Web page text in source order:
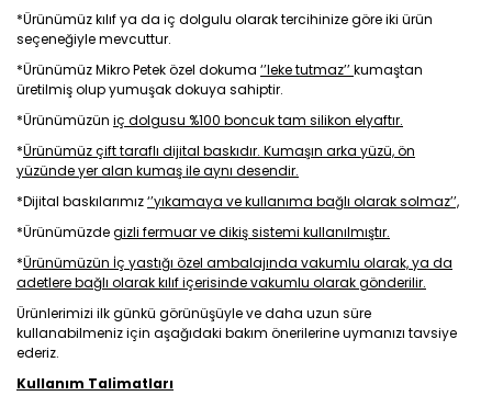
*Ürünümüz kılıf ya da iç dolgulu olarak tercihinize göre iki ürün
seçeneğiyle mevcuttur.
*Ürünümüz Mikro Petek özel dokuma ‘’leke tutmaz’’kumaştan
üretilmiş olup yumuşak dokuya sahiptir.
*Ürünümüzün iç dolgusu %100 boncuk tam silikon elyaftır.
*Ürünümüz çift taraflı dijital baskıdır. Kumaşın arka yüzü, ön
yüzünde yer alan kumaş ile aynı desendir.
*Dijital baskılarımız‘’yıkamaya ve kullanıma bağlı olarak solmaz’’,
*Ürünümüzdegizli fermuar ve dikiş sistemi kullanılmıştır.
*Ürünümüzün İç yastığı özel ambalajında vakumlu olarak, ya da
adetlere bağlı olarak kılıf içerisinde vakumlu olarak gönderilir.
Ürünlerimizi ilk günkü görünüşüyle ve daha uzun süre
kullanabilmeniz için aşağıdaki bakım önerilerine uymanızı tavsiye
ederiz.
Kullanım Talimatları